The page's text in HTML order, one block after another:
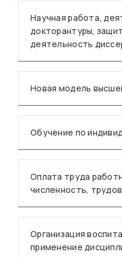
Научная работа,
докторантуры,
деятельность
Новая модель
Обучение по
Оплата труда
численность,
Организация
применение